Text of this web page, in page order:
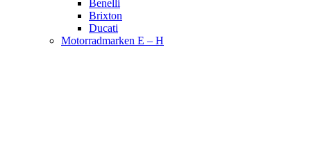
Benelli
Brixton
Ducati
Motorradmarken E – H